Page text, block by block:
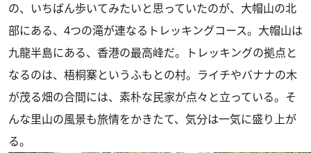
の、いちばん歩いてみたいと思っていたのが、大帽山の北
部にある、4つの滝が連なるトレッキングコース。大帽山は
九龍半島にある、香港の最高峰だ。トレッキングの拠点と
なるのは、梧桐寨というふもとの村。ライチやバナナの木
が茂る畑の合間には、素朴な民家が点々と立っている。そ
んな里山の風景も旅情をかきたて、気分は一気に盛り上が
る。